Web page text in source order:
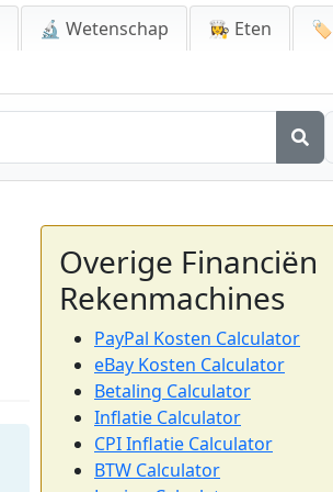
🔬 Wetenschap 👩‍🍳 Eten 🏷️
Overige Financiën
Rekenmachines
PayPal Kosten Calculator
eBay Kosten Calculator
Betaling Calculator
Inflatie Calculator
CPI Inflatie Calculator
BTW Calculator